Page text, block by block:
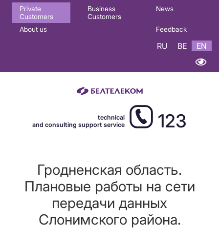
Основная
навигация
Private
Customers
Business
Customers
News
About us Feedback
RU BE EN
technical
and consulting support service
123
Гродненская область.
Плановые работы на сети
передачи данных
Слонимского района.